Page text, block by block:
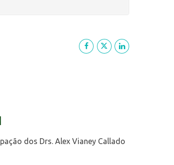
dos Drs. Alex Vianey Callado